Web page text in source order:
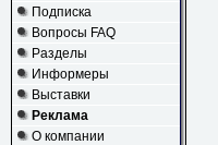
Подписка
Вопросы FAQ
Разделы
Информеры
Выставки
Реклама
О компании